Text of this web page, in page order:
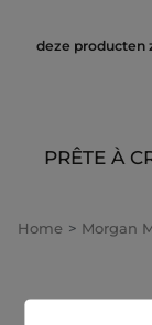
deze producten
PRÊTE À
Home Morgan